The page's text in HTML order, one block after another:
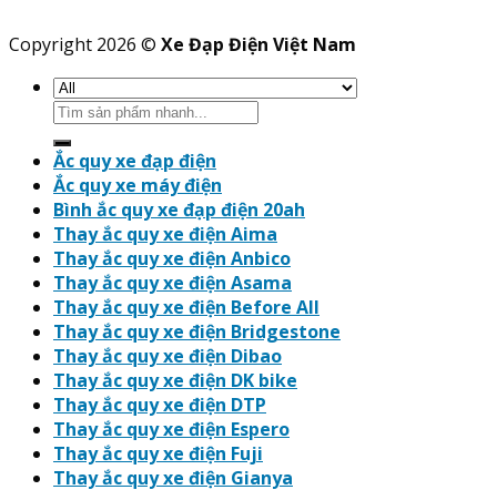
Copyright 2026 © Xe Đạp Điện Việt Nam
Search
for:
Ắc quy xe đạp điện
Ắc quy xe máy điện
Bình ắc quy xe đạp điện 20ah
Thay ắc quy xe điện Aima
Thay ắc quy xe điện Anbico
Thay ắc quy xe điện Asama
Thay ắc quy xe điện Before All
Thay ắc quy xe điện Bridgestone
Thay ắc quy xe điện Dibao
Thay ắc quy xe điện DK bike
Thay ắc quy xe điện DTP
Thay ắc quy xe điện Espero
Thay ắc quy xe điện Fuji
Thay ắc quy xe điện Gianya